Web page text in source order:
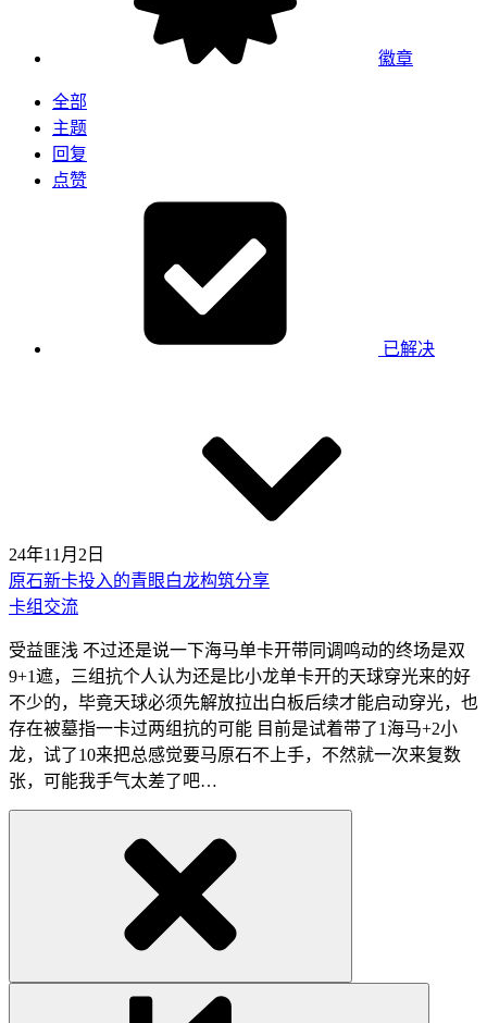
徽章
全部
主题
回复
点赞
已解决
24年11月2日
原石新卡投入的青眼白龙构筑分享
卡组交流
受益匪浅 不过还是说一下海马单卡开带同调鸣动的终场是双
9+1遮，三组抗个人认为还是比小龙单卡开的天球穿光来的好
不少的，毕竟天球必须先解放拉出白板后续才能启动穿光，也
存在被墓指一卡过两组抗的可能 目前是试着带了1海马+2小
龙，试了10来把总感觉要马原石不上手，不然就一次来复数
张，可能我手气太差了吧…